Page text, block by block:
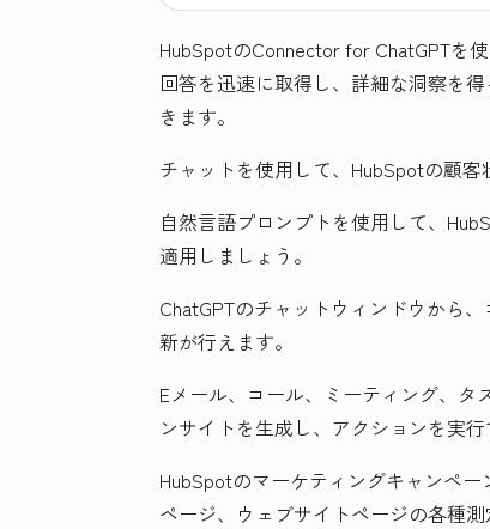
HubSpotのConnector for ChatGPTを
回答を迅速に取得し、詳細な洞察を
きます。
チャットを使用して、HubSpotの顧
自然言語プロンプトを使用して、
適用しましょう。
ChatGPTのチャットウィンドウから
新が行えます。
Eメール、コール、ミーティング、タ
ンサイトを生成し、アクションを実行
HubSpotのマーケティングキャンペ
ページ、ウェブサイトページの各種